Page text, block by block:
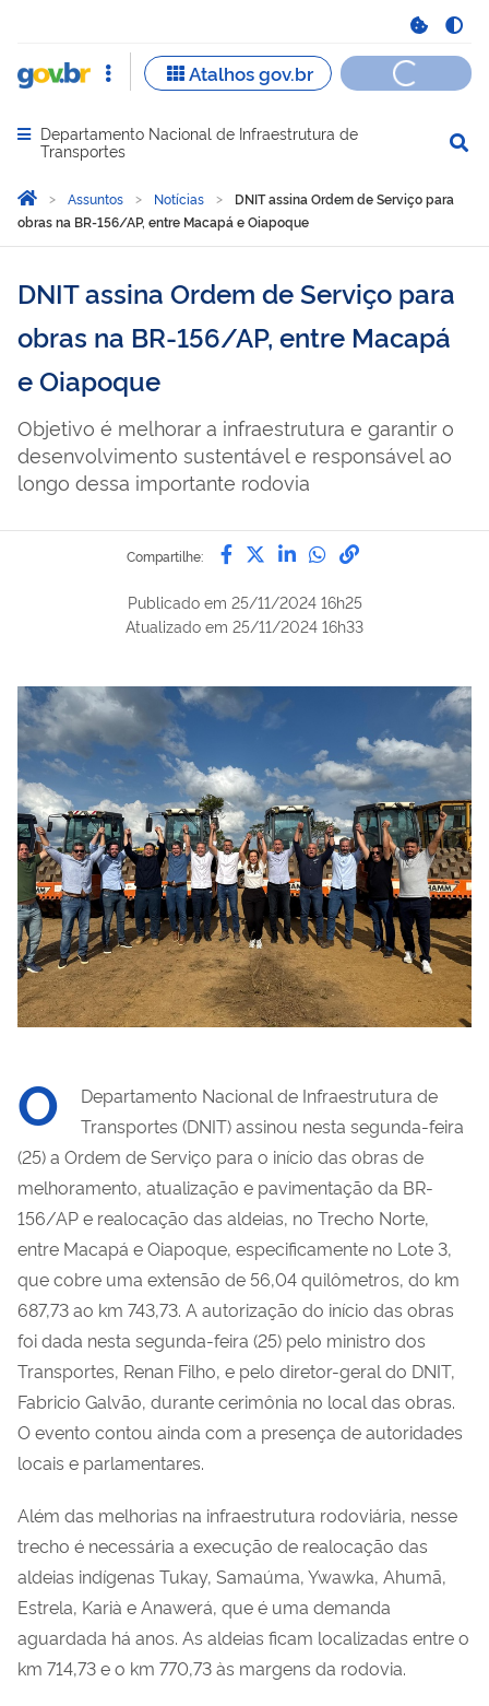
Abrir menu principal de navegação
Departamento Nacional de Infraestrutura de
Transportes
Você está aqui:
Página Inicial
Assuntos Notícias
DNIT assina Ordem de Serviço para
obras na BR-156/AP, entre Macapá e Oiapoque
DNIT assina Ordem de Serviço para
obras na BR-156/AP, entre Macapá
e Oiapoque
Objetivo é melhorar a infraestrutura e garantir o
desenvolvimento sustentável e responsável ao
longo dessa importante rodovia
Compartilhe: Compartilhe por Facebook
Compartilhe por Twitter
Compartilhe por
Compartilhe
link para
Publicado em 25/11/2024 16h25
Atualizado em 25/11/2024 16h33
O
Departamento Nacional de Infraestrutura de
Transportes (DNIT) assinou nesta segunda-feira
(25) a Ordem de Serviço para o início das obras de
melhoramento, atualização e pavimentação da BR-
156/AP e realocação das aldeias, no Trecho Norte,
entre Macapá e Oiapoque, especificamente no Lote 3,
que cobre uma extensão de 56,04 quilômetros, do km
687,73 ao km 743,73. A autorização do início das obras
foi dada nesta segunda-feira (25) pelo ministro dos
Transportes, Renan Filho, e pelo diretor-geral do DNIT,
Fabricio Galvão, durante cerimônia no local das obras.
O evento contou ainda com a presença de autoridades
locais e parlamentares.
Além das melhorias na infraestrutura rodoviária, nesse
trecho é necessária a execução de realocação das
aldeias indígenas Tukay, Samaúma, Ywawka, Ahumã,
Estrela, Karià e Anawerá, que é uma demanda
aguardada há anos. As aldeias ficam localizadas entre o
km 714,73 e o km 770,73 às margens da rodovia.